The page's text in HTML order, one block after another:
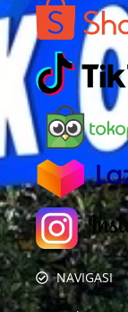
NAVIGASI